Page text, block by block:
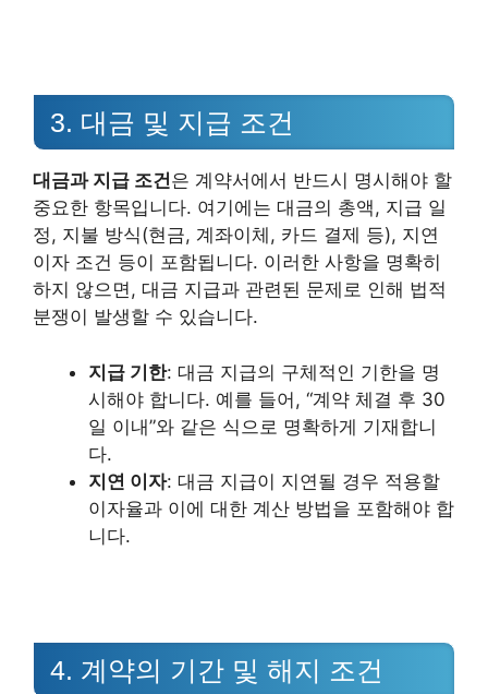
3. 대금 및 지급 조건
대금과 지급 조건은 계약서에서 반드시 명시해야 할
중요한 항목입니다. 여기에는 대금의 총액, 지급 일
정, 지불 방식(현금, 계좌이체, 카드 결제 등), 지연
이자 조건 등이 포함됩니다. 이러한 사항을 명확히
하지 않으면, 대금 지급과 관련된 문제로 인해 법적
분쟁이 발생할 수 있습니다.
지급 기한: 대금 지급의 구체적인 기한을 명
시해야 합니다. 예를 들어, “계약 체결 후 30
일 이내”와 같은 식으로 명확하게 기재합니
다.
지연 이자: 대금 지급이 지연될 경우 적용할
이자율과 이에 대한 계산 방법을 포함해야 합
니다.
4. 계약의 기간 및 해지 조건